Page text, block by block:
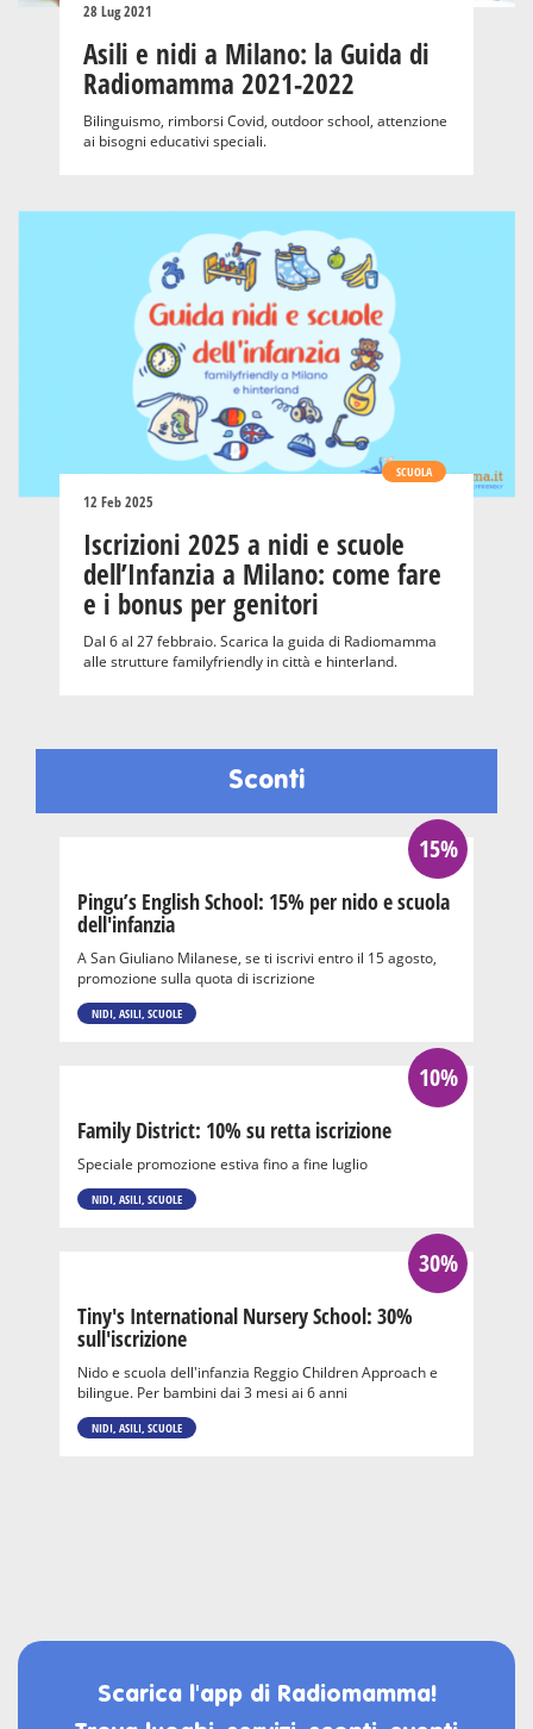
28 Lug 2021
Asili e nidi a Milano: la Guida di
Radiomamma 2021-2022
Bilinguismo, rimborsi Covid, outdoor school, attenzione
ai bisogni educativi speciali.
SCUOLA
12 Feb 2025
Iscrizioni 2025 a nidi e scuole
dell’Infanzia a Milano: come fare
e i bonus per genitori
Dal 6 al 27 febbraio. Scarica la guida di Radiomamma
alle strutture familyfriendly in città e hinterland.
Sconti
15%
Pingu’s English School: 15% per nido e scuola
dell'infanzia
A San Giuliano Milanese, se ti iscrivi entro il 15 agosto,
promozione sulla quota di iscrizione
NIDI, ASILI, SCUOLE
10%
Family District: 10% su retta iscrizione
Speciale promozione estiva fino a fine luglio
NIDI, ASILI, SCUOLE
30%
Tiny's International Nursery School: 30%
sull'iscrizione
Nido e scuola dell'infanzia Reggio Children Approach e
bilingue. Per bambini dai 3 mesi ai 6 anni
NIDI, ASILI, SCUOLE
Scarica l'app di Radiomamma!